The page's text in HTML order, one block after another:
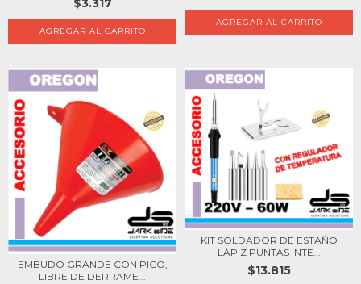
$3.317
EMBUDO GRANDE CON PICO,
LIBRE DE DERRAME...
KIT SOLDADOR DE ESTAÑO
LÁPIZ PUNTAS INTE...
$13.815